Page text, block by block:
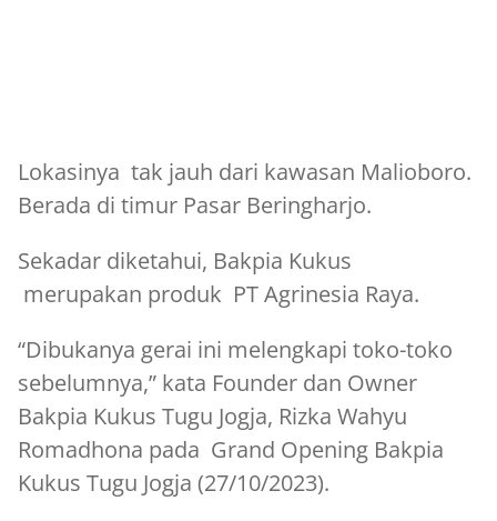
Lokasinya tak jauh dari kawasan Malioboro.
Berada di timur Pasar Beringharjo.
Sekadar diketahui, Bakpia Kukus
merupakan produk PT Agrinesia Raya.
“Dibukanya gerai ini melengkapi toko-toko
sebelumnya,” kata Founder dan Owner
Bakpia Kukus Tugu Jogja, Rizka Wahyu
Romadhona pada Grand Opening Bakpia
Kukus Tugu Jogja (27/10/2023).